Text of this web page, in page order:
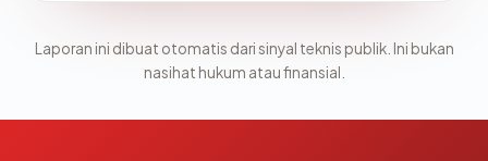
Laporan ini dibuat otomatis dari sinyal teknis publik. Ini bukan
nasihat hukum atau finansial.